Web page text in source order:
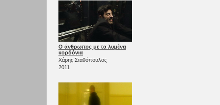
Ο άνθρωπος με τα λυμένα
κορδόνια
Χάρης Σταθόπουλος
2011